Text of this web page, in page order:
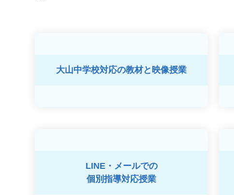
大山中学校対応の教材と映像授業
LINE・メールでの
個別指導対応授業